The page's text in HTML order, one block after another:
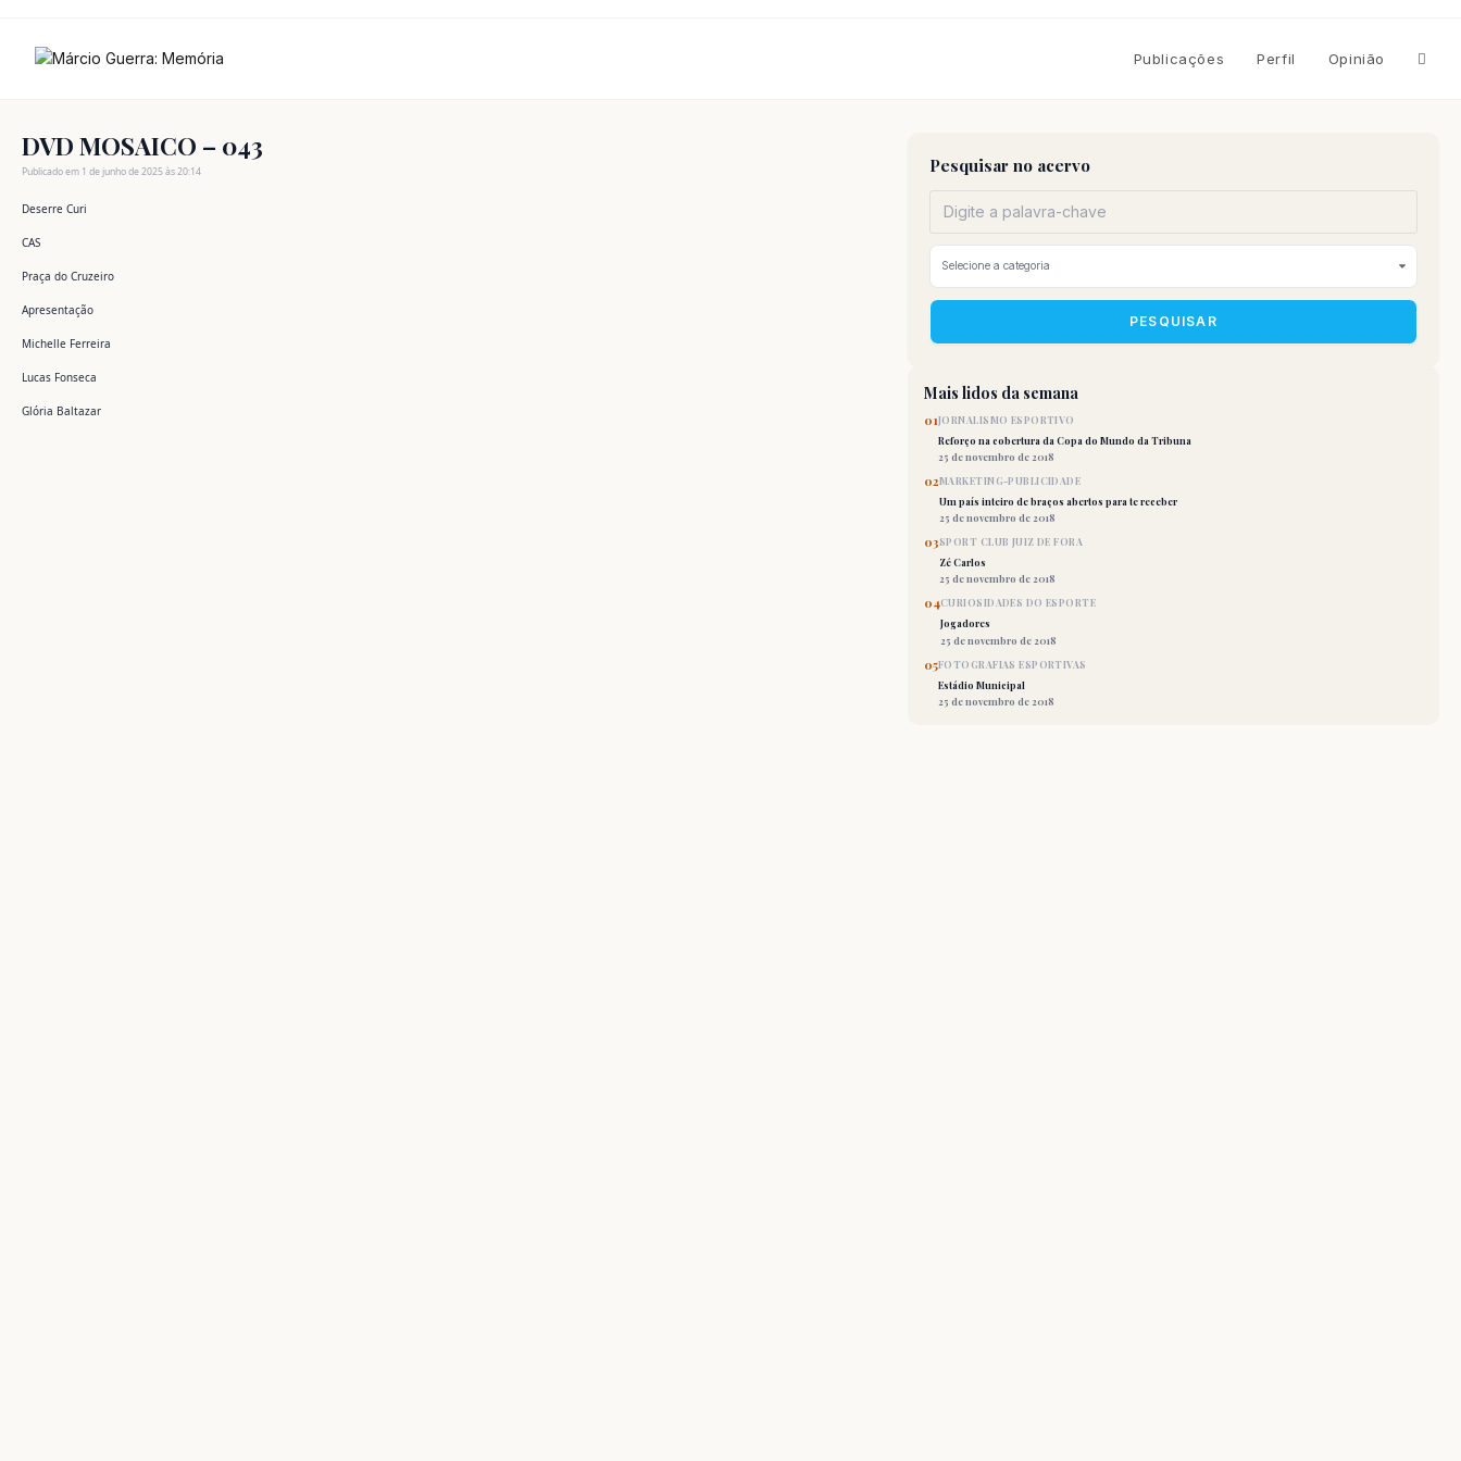
Publicações Perfil Opinião
DVD MOSAICO – 043
Publicado em 1 de junho de 2025 às 20:14
Deserre Curi
CAS
Praça do Cruzeiro
Apresentação
Michelle Ferreira
Lucas Fonseca
Glória Baltazar
Pesquisar no acervo
PESQUISAR
Mais lidos da semana
01JORNALISMO ESPORTIVO
Reforço na cobertura da Copa do Mundo da Tribuna
25 de novembro de 2018
02MARKETING-PUBLICIDADE
Um país inteiro de braços abertos para te receber
25 de novembro de 2018
03SPORT CLUB JUIZ DE FORA
Zé Carlos
25 de novembro de 2018
04CURIOSIDADES DO ESPORTE
Jogadores
25 de novembro de 2018
05FOTOGRAFIAS ESPORTIVAS
Estádio Municipal
25 de novembro de 2018